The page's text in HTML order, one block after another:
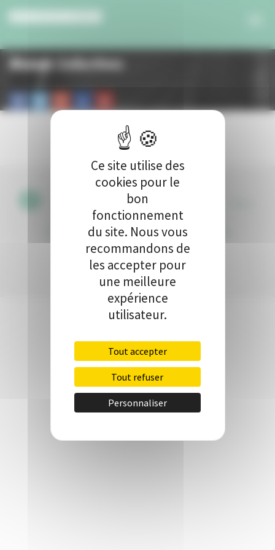
Panneau de gestion des cookies
Ce site utilise des
cookies pour le
bon
fonctionnement
du site. Nous vous
recommandons de
les accepter pour
une meilleure
expérience
utilisateur.
Tout accepter
Tout refuser
Personnaliser
Woman Collections
Politique de protection des données
communication•Contact